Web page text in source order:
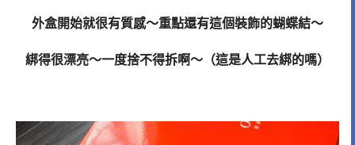
外盒開始就很有質感～重點還有這個裝飾的蝴蝶結～
綁得很漂亮～一度捨不得拆啊～（這是人工去綁的嗎）